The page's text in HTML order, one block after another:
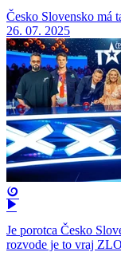
Česko Slovensko má
26. 07. 2025
Je porotca Česko
rozvode je to vraj